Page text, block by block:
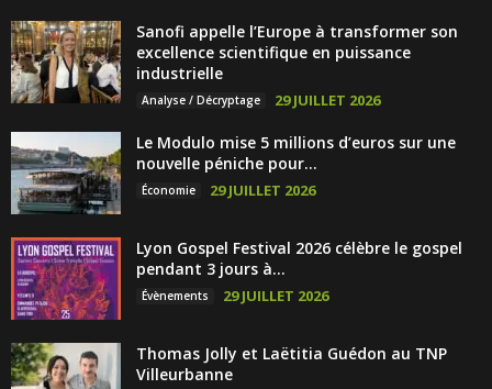
Sanofi appelle l’Europe à transformer son
excellence scientifique en puissance
industrielle
Analyse / Décryptage 29 JUILLET 2026
Le Modulo mise 5 millions d’euros sur une
nouvelle péniche pour...
Économie 29 JUILLET 2026
Lyon Gospel Festival 2026 célèbre le gospel
pendant 3 jours à...
Évènements 29 JUILLET 2026
Thomas Jolly et Laëtitia Guédon au TNP
Villeurbanne